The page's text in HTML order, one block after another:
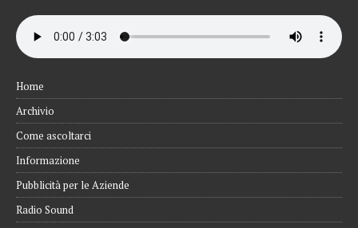
Home
Archivio
Come ascoltarci
Informazione
Pubblicità per le Aziende
Radio Sound